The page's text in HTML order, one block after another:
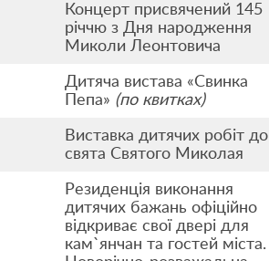
Концерт присвячений 145
річчю з Дня народження
Миколи Леонтовича
Дитяча вистава «Свинка
Пепа» (по квитках)
Виставка дитячих робіт до
свята Святого Миколая
Резиденція виконання
дитячих бажань офіційно
відкриває свої двері для
кам`янчан та гостей міста.